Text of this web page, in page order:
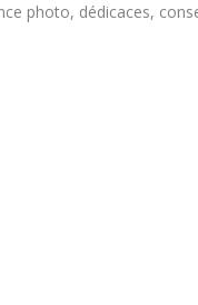
photo, dédicaces,